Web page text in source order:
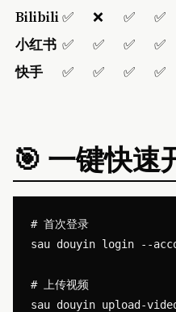
Bilibili✅ ❌ ✅ ✅
小红书 ✅ ✅ ✅ ✅
快手
✅ ✅ ✅ ✅
🎯 一键快速
# 首次登录
sau douyin login --
# 上传视频
sau douyin upload-